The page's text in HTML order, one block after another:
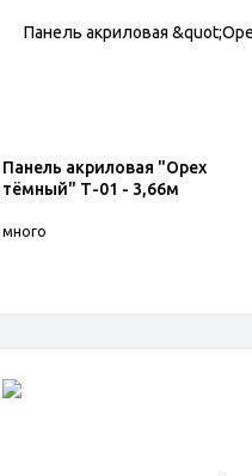
Панель акриловая "Орех
тёмный" Т-01 - 3,66м
много